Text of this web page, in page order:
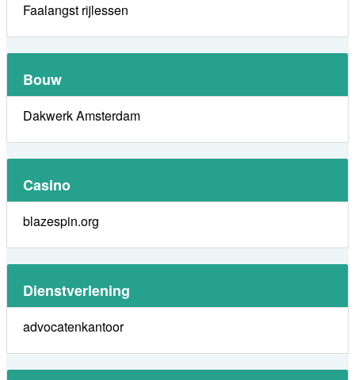
Faalangst rijlessen
Bouw
Dakwerk Amsterdam
Casino
blazespin.org
Dienstverlening
advocatenkantoor